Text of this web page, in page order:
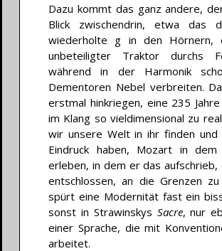
Dazu kommt das ganz andere,
Blick zwischendrin, etwa das
wiederholte g in den Hörnern,
unbeteiligter Traktor durchs
während in der Harmonik
Dementoren Nebel verbreiten.
erstmal hinkriegen, eine 235
im Klang so vieldimensional zu
wir unsere Welt in ihr finden und
Eindruck haben, Mozart in
erleben, in dem er das aufschrieb,
entschlossen, an die Grenzen
spürt eine Modernität fast ein
sonst in Strawinskys Sacre, nur
einer Sprache, die mit
arbeitet.